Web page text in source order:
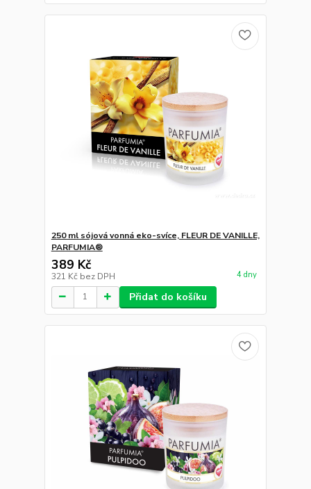
250 ml sójová vonná eko-svíce, FLEUR DE VANILLE,
PARFUMIA®
389 Kč
321 Kč bez DPH 4 dny
Přidat do košíku